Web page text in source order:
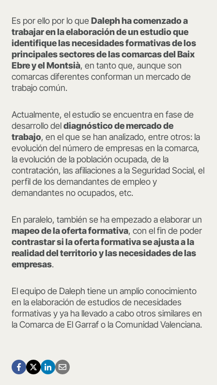
Es por ello por lo que Daleph ha comenzado a
trabajar en la elaboración de un estudio que
identifique las necesidades formativas de los
principales sectores de las comarcas del Baix
Ebre y el Montsià, en tanto que, aunque son
comarcas diferentes conforman un mercado de
trabajo común.
Actualmente, el estudio se encuentra en fase de
desarrollo deldiagnóstico de mercado de
trabajo, en el que se han analizado, entre otros: la
evolución del número de empresas en la comarca,
la evolución de la población ocupada, de la
contratación, las afiliaciones a la Seguridad Social, el
perfil de los demandantes de empleo y
demandantes no ocupados, etc.
En paralelo, también se ha empezado a elaborar un
mapeo de la oferta formativa, con el fin de poder
contrastar si la oferta formativa se ajusta a la
realidad del territorio y las necesidades de las
empresas.
El equipo de Daleph tiene un amplio conocimiento
en la elaboración de estudios de necesidades
formativas y ya ha llevado a cabo otros similares en
la Comarca de El Garraf o la Comunidad Valenciana.